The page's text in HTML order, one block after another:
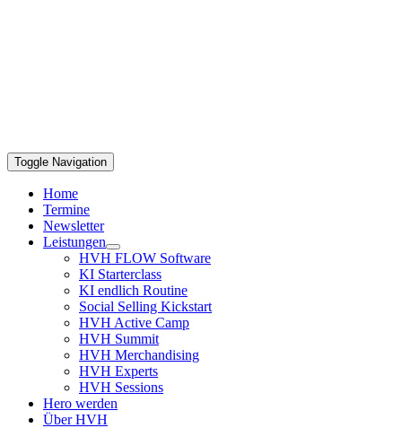
Toggle Navigation
Home
Termine
Newsletter
Leistungen
HVH FLOW Software
KI Starterclass
KI endlich Routine
Social Selling Kickstart
HVH Active Camp
HVH Summit
HVH Merchandising
HVH Experts
HVH Sessions
Hero werden
Über HVH